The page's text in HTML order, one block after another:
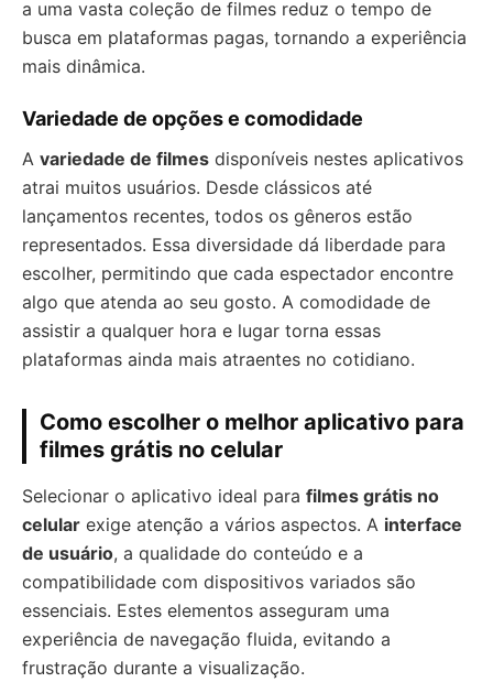
a uma vasta coleção de filmes reduz o tempo de
busca em plataformas pagas, tornando a experiência
mais dinâmica.
Variedade de opções e comodidade
A variedade de filmes disponíveis nestes aplicativos
atrai muitos usuários. Desde clássicos até
lançamentos recentes, todos os gêneros estão
representados. Essa diversidade dá liberdade para
escolher, permitindo que cada espectador encontre
algo que atenda ao seu gosto. A comodidade de
assistir a qualquer hora e lugar torna essas
plataformas ainda mais atraentes no cotidiano.
Como escolher o melhor aplicativo para
filmes grátis no celular
Selecionar o aplicativo ideal para filmes grátis no
celular exige atenção a vários aspectos. A interface
de usuário, a qualidade do conteúdo e a
compatibilidade com dispositivos variados são
essenciais. Estes elementos asseguram uma
experiência de navegação fluida, evitando a
frustração durante a visualização.